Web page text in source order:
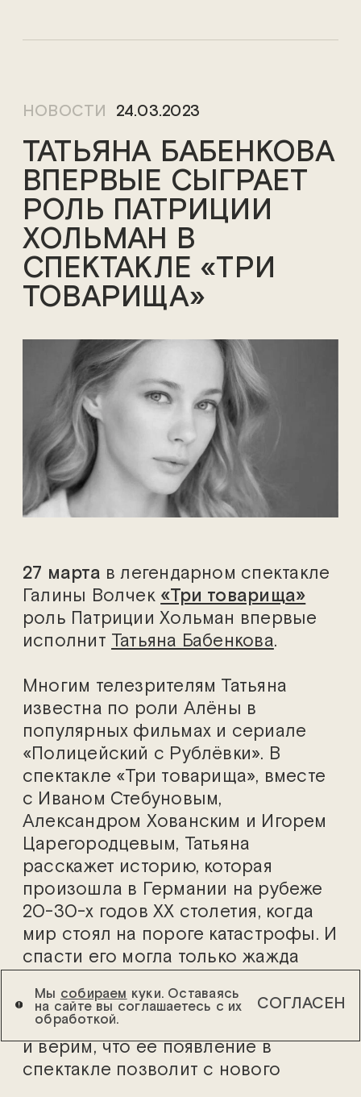
НОВОСТИ 24.03.2023
ТАТЬЯНА БАБЕНКОВА
ВПЕРВЫЕ СЫГРАЕТ
РОЛЬ ПАТРИЦИИ
ХОЛЬМАН В
СПЕКТАКЛЕ «ТРИ
ТОВАРИЩА»
27 марта в легендарном спектакле
Галины Волчек «Три товарища»
роль Патриции Хольман впервые
исполнит Татьяна Бабенкова.
Многим телезрителям Татьяна
известна по роли Алёны в
популярных фильмах и сериале
«Полицейский с Рублёвки». В
спектакле «Три товарища», вместе
с Иваном Стебуновым,
Александром Хованским и Игорем
Царегородцевым, Татьяна
расскажет историю, которая
произошла в Германии на рубеже
20-30-х годов ХХ столетия, когда
мир стоял на пороге катастрофы. И
спасти его могла только жажда
Поздравляем Татьяну с этой ролью
и верим, что ее появление в
спектакле позволит с нового
Мы собираем куки. Оставаясь
на сайте вы соглашаетесь с их
обработкой.
СОГЛАСЕН